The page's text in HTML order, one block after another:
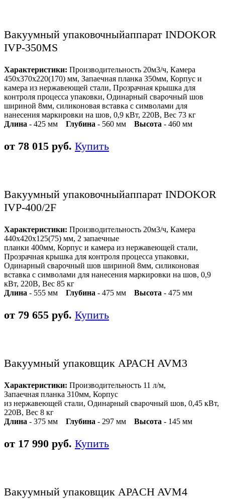
Вакуумный упаковочныйаппарат INDOKOR
IVP-350MS
Характеристики: Производительность 20м3/ч, Камера
450х370х220(170) мм, Запаечная планка 350мм, Корпус и
камера из нержавеющей стали, Прозрачная крышка для
контроля процесса упаковки, Одинарный сварочный шов
шириной 8мм, силиконовая вставка с символами для
нанесения маркировки на шов, 0,9 кВт, 220В, Вес 73 кг
Длина - 425 мм Глубина - 560 мм Высота - 460 мм
от 78 015 руб. Купить
Вакуумный упаковочныйаппарат INDOKOR
IVP-400/2F
Характеристики: Производительность 20м3/ч, Камера
440х420х125(75) мм, 2 запаечные
планки 400мм, Корпус и камера из нержавеющей стали,
Прозрачная крышка для контроля процесса упаковки,
Одинарный сварочный шов шириной 8мм, силиконовая
вставка с символами для нанесения маркировки на шов, 0,9
кВт, 220В, Вес 85 кг
Длина - 555 мм Глубина - 475 мм Высота - 475 мм
от 79 655 руб. Купить
Вакуумный упаковщик APACH AVM3
Характеристики: Производительность 11 л/м,
Запаечная планка 310мм, Корпус
из нержавеющей стали, Одинарный сварочный шов, 0,45 кВт,
220В, Вес 8 кг
Длина - 375 мм Глубина - 297 мм Высота - 145 мм
от 17 990 руб. Купить
Вакуумный упаковщик APACH AVM4